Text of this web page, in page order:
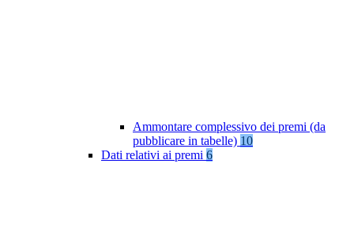
Ammontare complessivo dei premi (da
pubblicare in tabelle) 10
Dati relativi ai premi 6